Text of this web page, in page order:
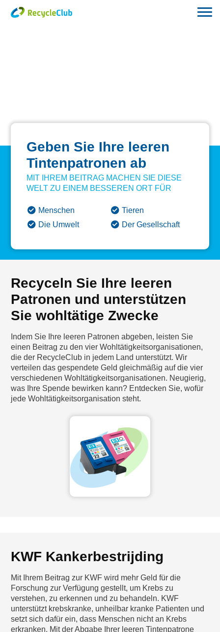
Geben Sie Ihre leeren
Tintenpatronen ab
MIT IHREM BEITRAG MACHEN SIE DIESE
WELT ZU EINEM BESSEREN ORT FÜR
Menschen
Tieren
Die Umwelt
Der Gesellschaft
Recyceln Sie Ihre leeren
Patronen und unterstützen
Sie wohltätige Zwecke
Indem Sie Ihre leeren Patronen abgeben, leisten Sie
einen Beitrag zu den vier Wohltätigkeitsorganisationen,
die der RecycleClub in jedem Land unterstützt. Wir
verteilen das gespendete Geld gleichmäßig auf die vier
verschiedenen Wohltätigkeitsorganisationen. Neugierig,
was Ihre Spende bewirken kann? Entdecken Sie, wofür
jede Wohltätigkeitsorganisation steht.
KWF Kankerbestrijding
Mit Ihrem Beitrag zur KWF wird mehr Geld für die
Forschung zur Verfügung gestellt, um Krebs zu
verstehen, zu erkennen und zu behandeln. KWF
unterstützt krebskranke, unheilbar kranke Patienten und
setzt sich dafür ein, dass Menschen nicht an Krebs
erkranken. Mit der Abgabe Ihrer leeren Tintenpatrone